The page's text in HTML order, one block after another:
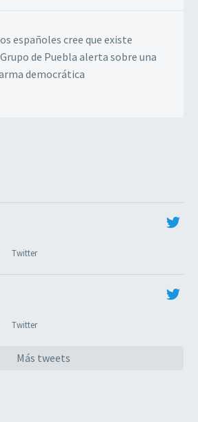
españoles cree que existe
de Puebla alerta sobre una
democrática
Twitter
Twitter
Más tweets